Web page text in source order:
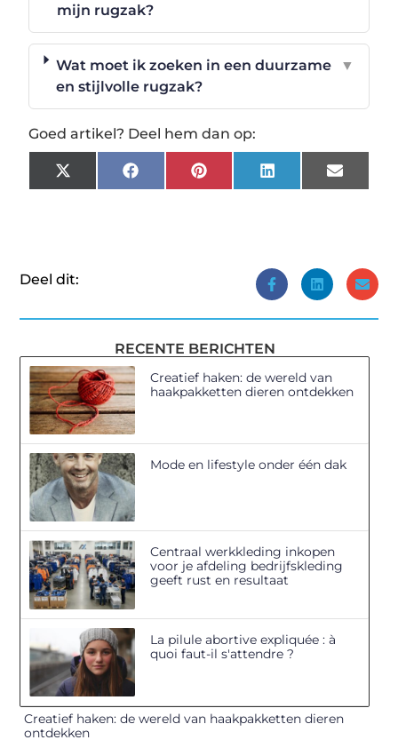
mijn rugzak?
Wat moet ik zoeken in een duurzame
en stijlvolle rugzak?
▼
Goed artikel? Deel hem dan op:
X
(Twitter)
FacebookPinterestLinkedInEmail
Deel dit:
RECENTE BERICHTEN
Creatief haken: de wereld van
haakpakketten dieren ontdekken
Mode en lifestyle onder één dak
Centraal werkkleding inkopen
voor je afdeling bedrijfskleding
geeft rust en resultaat
La pilule abortive expliquée : à
quoi faut-il s'attendre ?
Creatief haken: de wereld van haakpakketten dieren
ontdekken